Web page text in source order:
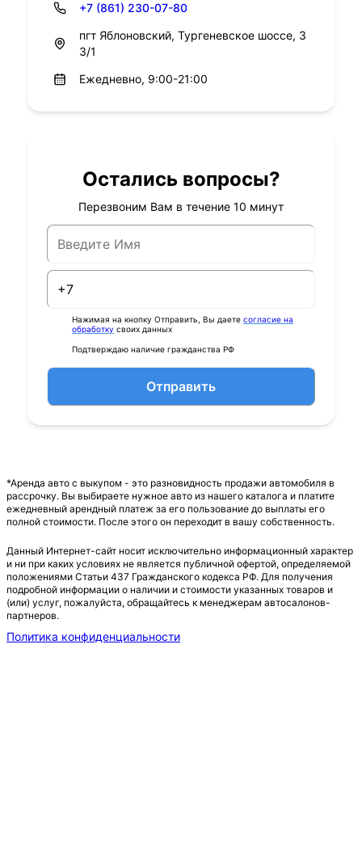
+7 (861) 230-07-80
пгт Яблоновский, Тургеневское шоссе, 3
3/1
Ежедневно, 9:00-21:00
Остались вопросы?
Перезвоним Вам в течение 10 минут
Нажимая на кнопку Отправить, Вы даете согласие на
обработку своих данных
Подтверждаю наличие гражданства РФ
Отправить
*Аренда авто с выкупом - это разновидность продажи автомобиля в
рассрочку. Вы выбираете нужное авто из нашего каталога и платите
ежедневный арендный платеж за его пользование до выплаты его
полной стоимости. После этого он переходит в вашу собственность.
Данный Интернет-сайт носит исключительно информационный характер
и ни при каких условиях не является публичной офертой, определяемой
положениями Статьи 437 Гражданского кодекса РФ. Для получения
подробной информации о наличии и стоимости указанных товаров и
(или) услуг, пожалуйста, обращайтесь к менеджерам автосалонов-
партнеров.
Политика конфиденциальности